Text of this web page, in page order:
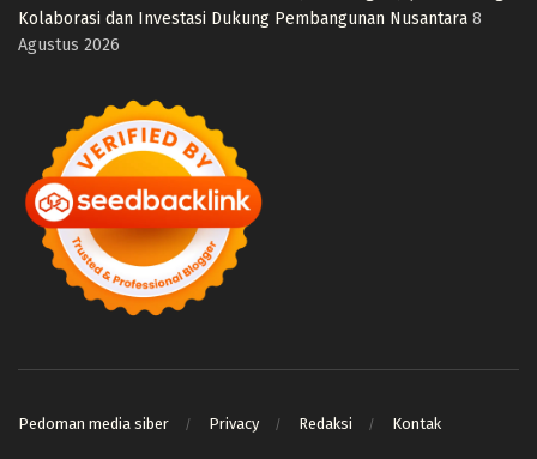
Kolaborasi dan Investasi Dukung Pembangunan Nusantara 8
Agustus 2026
Pedoman media siber Privacy Redaksi Kontak